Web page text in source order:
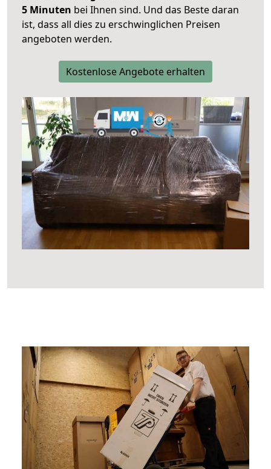
5 Minuten bei Ihnen sind. Und das Beste daran
ist, dass all dies zu erschwinglichen Preisen
angeboten werden.
Kostenlose Angebote erhalten